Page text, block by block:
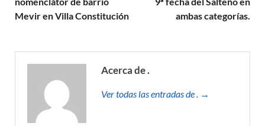
Mevir en Villa Constitución
ambas categorías.
Acerca de .
Ver todas las entradas de . →